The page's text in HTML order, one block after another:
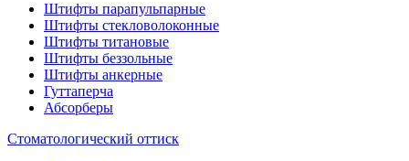
Штифты парапульпарные
Штифты стекловолоконные
Штифты титановые
Штифты беззольные
Штифты анкерные
Гуттаперча
Абсорберы
Стоматологический оттиск